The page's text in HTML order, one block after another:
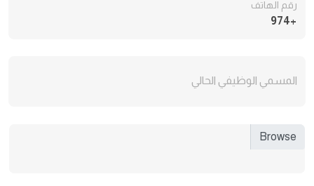
+974
رقم الهاتف
المسمي الوظيفي الحالي